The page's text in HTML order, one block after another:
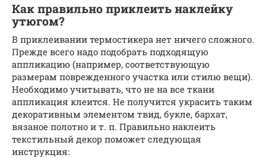
Как правильно приклеить наклейку
утюгом?
В приклеивании термостикера нет ничего сложного.
Прежде всего надо подобрать подходящую
аппликацию (например, соответствующую
размерам поврежденного участка или стилю вещи).
Необходимо учитывать, что не на все ткани
аппликация клеится. Не получится украсить таким
декоративным элементом твид, букле, бархат,
вязаное полотно и т. п. Правильно наклеить
текстильный декор поможет следующая
инструкция: